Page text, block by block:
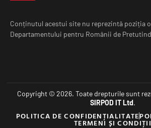
Conținutul acestui site nu reprezintă poziția
Departamentului pentru Românii de
Copyright © 2026. Toate drepturile sunt
SIRPOD IT Ltd.
POLITICA DE CONFIDENȚIALITATE
TERMENI ȘI CONDIȚII